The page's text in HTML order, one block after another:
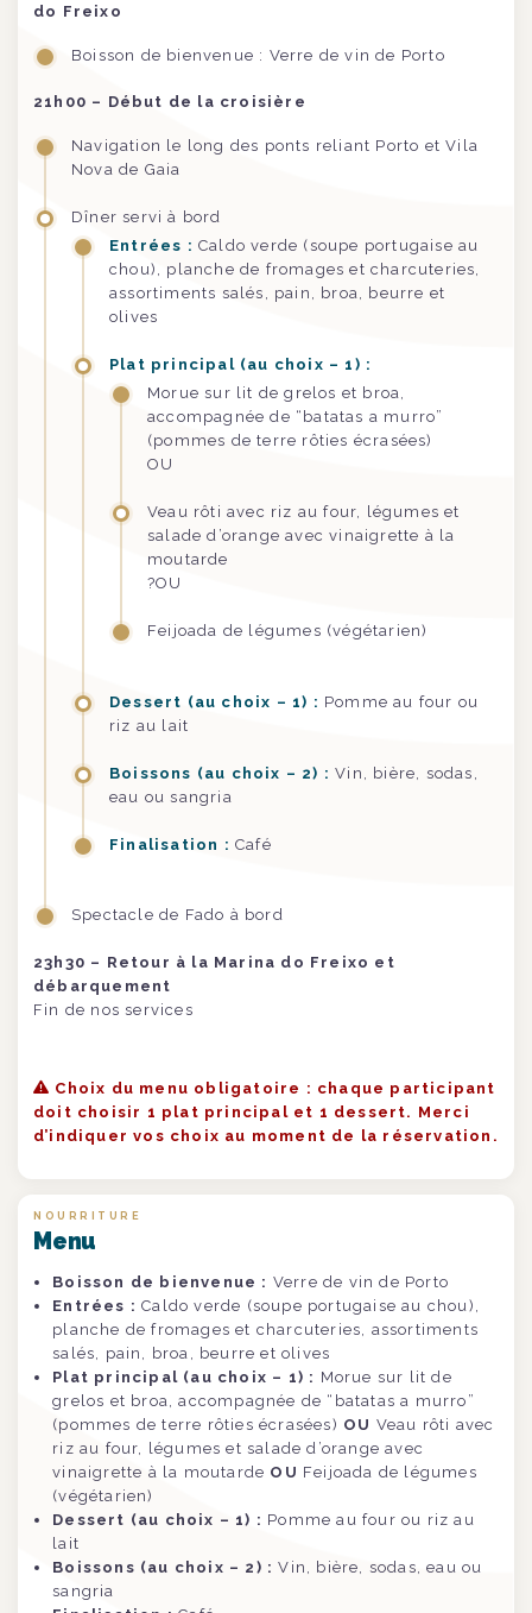
do Freixo
Boisson de bienvenue : Verre de vin de Porto
21h00 – Début de la croisière
Navigation le long des ponts reliant Porto et Vila
Nova de Gaia
Dîner servi à bord
Entrées : Caldo verde (soupe portugaise au
chou), planche de fromages et charcuteries,
assortiments salés, pain, broa, beurre et
olives
Plat principal (au choix – 1) :
Morue sur lit de grelos et broa,
accompagnée de “batatas a murro”
(pommes de terre rôties écrasées)
OU
Veau rôti avec riz au four, légumes et
salade d’orange avec vinaigrette à la
moutarde
?OU
Feijoada de légumes (végétarien)
Dessert (au choix – 1) : Pomme au four ou
riz au lait
Boissons (au choix – 2) :Vin, bière, sodas,
eau ou sangria
Finalisation : Café
Spectacle de Fado à bord
23h30 – Retour à la Marina do Freixo et
débarquement
Fin de nos services
Choix du menu obligatoire : chaque participant
doit choisir 1 plat principal et 1 dessert. Merci
d’indiquer vos choix au moment de la réservation.
NOURRITURE
Menu
Boisson de bienvenue : Verre de vin de Porto
Entrées :Caldo verde (soupe portugaise au chou),
planche de fromages et charcuteries, assortiments
salés, pain, broa, beurre et olives
Plat principal (au choix – 1) : Morue sur lit de
grelos et broa, accompagnée de “batatas a murro”
(pommes de terre rôties écrasées) OU Veau rôti avec
riz au four, légumes et salade d’orange avec
vinaigrette à la moutarde OU Feijoada de légumes
(végétarien)
Dessert (au choix – 1) : Pomme au four ou riz au
lait
Boissons (au choix – 2) :Vin, bière, sodas, eau ou
sangria